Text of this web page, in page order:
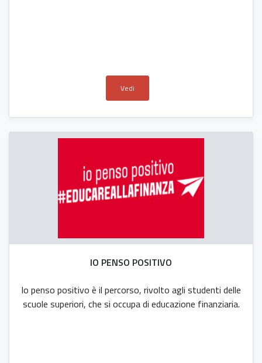
Vedi
IO PENSO POSITIVO
Io penso positivo è il percorso, rivolto agli studenti delle
scuole superiori, che si occupa di educazione finanziaria.